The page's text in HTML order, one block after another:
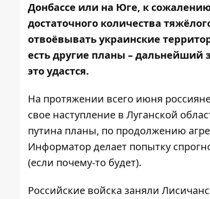
Донбассе или на Юге, к
достаточного количества
отвоёвывать украинские
есть другие планы – дальнейший
это удастся.
На протяжении всего июня
свое наступление в Луганской
путина планы, по продолжению
Информаторделает попытку
(если почему-то будет).
Российские войска заняли